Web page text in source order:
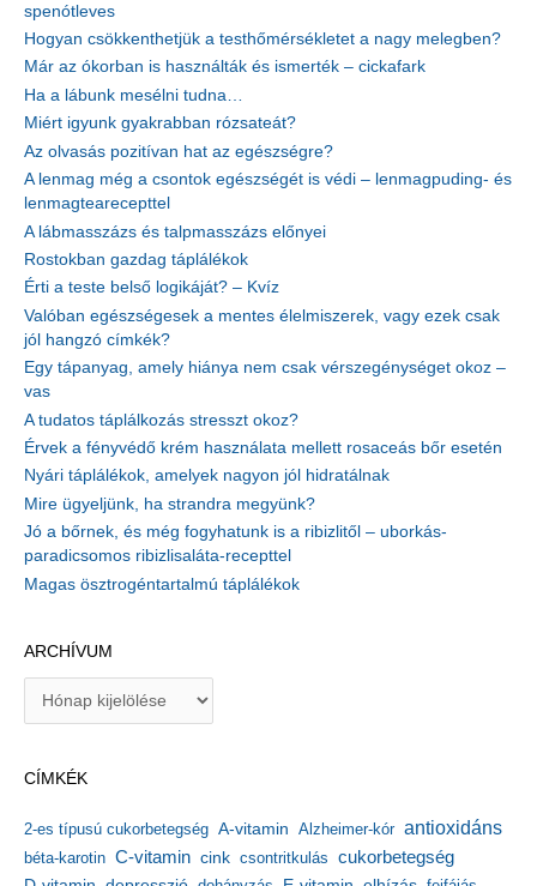
spenótleves
Hogyan csökkenthetjük a testhőmérsékletet a nagy melegben?
Már az ókorban is használták és ismerték – cickafark
Ha a lábunk mesélni tudna…
Miért igyunk gyakrabban rózsateát?
Az olvasás pozitívan hat az egészségre?
A lenmag még a csontok egészségét is védi – lenmagpuding- és
lenmagtearecepttel
A lábmasszázs és talpmasszázs előnyei
Rostokban gazdag táplálékok
Érti a teste belső logikáját? – Kvíz
Valóban egészségesek a mentes élelmiszerek, vagy ezek csak
jól hangzó címkék?
Egy tápanyag, amely hiánya nem csak vérszegénységet okoz –
vas
A tudatos táplálkozás stresszt okoz?
Érvek a fényvédő krém használata mellett rosaceás bőr esetén
Nyári táplálékok, amelyek nagyon jól hidratálnak
Mire ügyeljünk, ha strandra megyünk?
Jó a bőrnek, és még fogyhatunk is a ribizlitől – uborkás-
paradicsomos ribizlisaláta-recepttel
Magas ösztrogéntartalmú táplálékok
ARCHÍVUM
í
u
m
CÍMKÉK
2-es típusú cukorbetegség A-vitamin Alzheimer-kór antioxidáns
béta-karotin C-vitamin cink csontritkulás cukorbetegség